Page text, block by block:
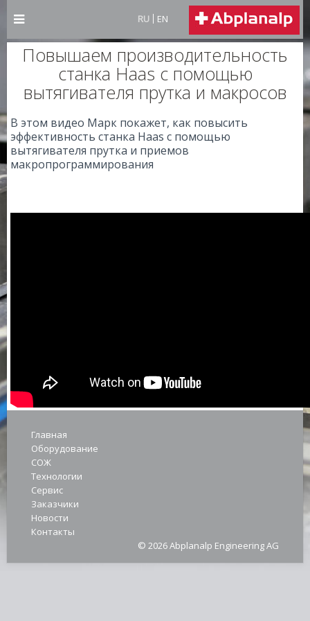
RU EN
Повышаем производительность
станка Haas с помощью
вытягивателя прутка и макросов
В этом видео Марк покажет, как повысить
эффективность станка Haas с помощью
вытягивателя прутка и приемов
макропрограммирования
Главная
Оборудование
СОЖ
Технологии
Сервис
Заказчики
Новости
Контакты
© 2026 Abplanalp Engineering AG